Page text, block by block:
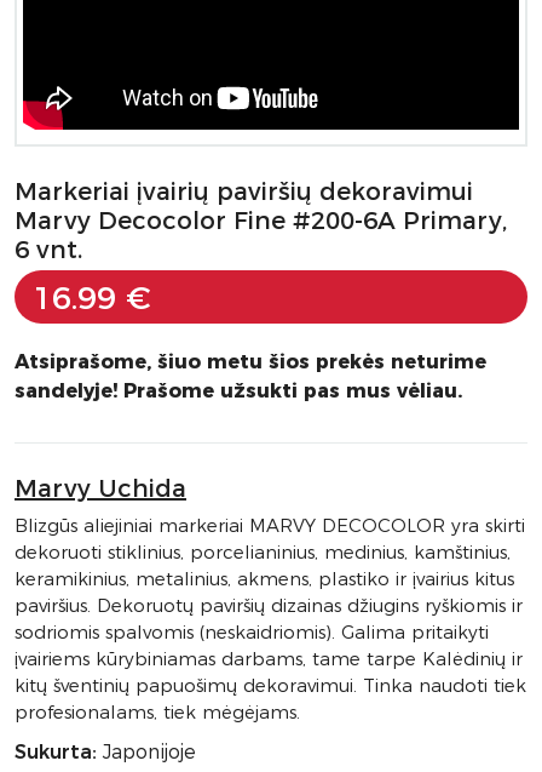
Markeriai įvairių paviršių dekoravimui
Marvy Decocolor Fine #200-6A Primary,
6 vnt.
16.99 €
Atsiprašome, šiuo metu šios prekės neturime
sandelyje! Prašome užsukti pas mus vėliau.
Marvy Uchida
Blizgūs aliejiniai markeriai MARVY DECOCOLOR yra skirti
dekoruoti stiklinius, porcelianinius, medinius, kamštinius,
keramikinius, metalinius, akmens, plastiko ir įvairius kitus
paviršius. Dekoruotų paviršių dizainas džiugins ryškiomis ir
sodriomis spalvomis (neskaidriomis). Galima pritaikyti
įvairiems kūrybiniamas darbams, tame tarpe Kalėdinių ir
kitų šventinių papuošimų dekoravimui. Tinka naudoti tiek
profesionalams, tiek mėgėjams.
Sukurta: Japonijoje